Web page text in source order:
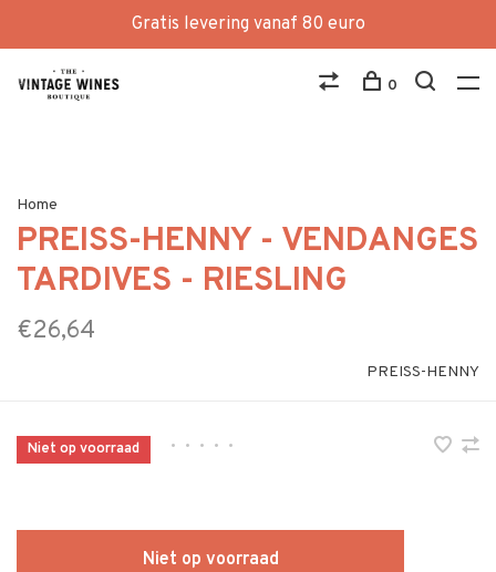
Gratis levering vanaf 80 euro
0
Home
PREISS-HENNY - VENDANGES
TARDIVES - RIESLING
€26,64
PREISS-HENNY
Niet op voorraad • • • • •
Niet op voorraad